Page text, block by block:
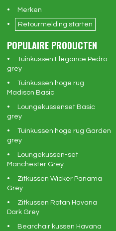
Merken
Retourmelding starten
POPULAIRE PRODUCTEN
Tuinkussen Elegance Pedro
grey
Tuinkussen hoge rug
Madison Basic
Loungekussenset Basic
grey
Tuinkussen hoge rug Garden
grey
Loungekussen-set
Manchester Grey
Zitkussen Wicker Panama
Grey
Zitkussen Rotan Havana
Dark Grey
Bearchair kussen Havana